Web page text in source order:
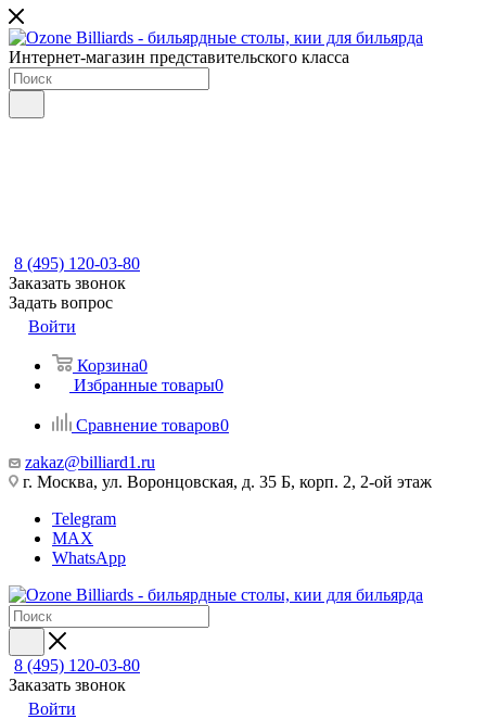
Интернет-магазин представительского класса
8 (495) 120-03-80
Заказать звонок
Задать вопрос
Войти
Корзина0
Избранные товары0
Сравнение товаров0
zakaz@billiard1.ru
г. Москва, ул. Воронцовская, д. 35 Б, корп. 2, 2-ой этаж
Telegram
MAX
WhatsApp
8 (495) 120-03-80
Заказать звонок
Войти